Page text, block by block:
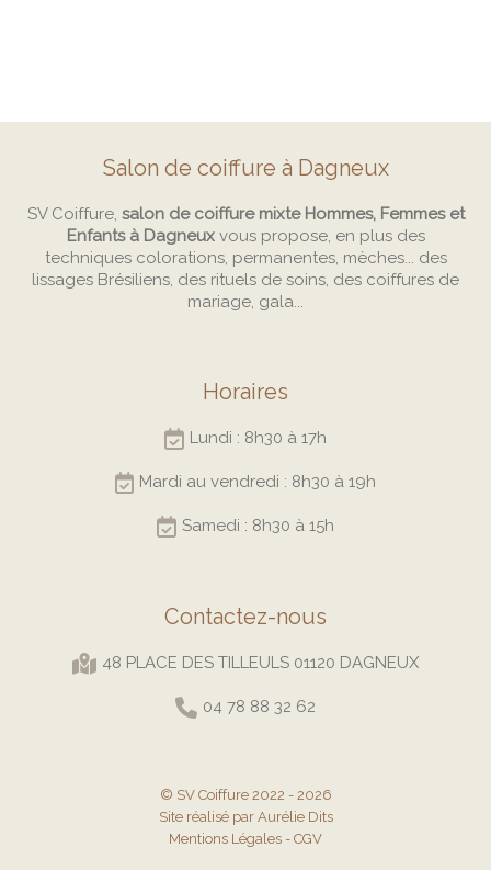
Salon de coiffure à Dagneux
SV Coiffure, salon de coiffure mixte Hommes, Femmes et
Enfants à Dagneuxvous propose, en plus des
techniques colorations, permanentes, mèches... des
lissages Brésiliens, des rituels de soins, des coiffures de
mariage, gala...
Horaires
Lundi : 8h30 à 17h
Mardi au vendredi : 8h30 à 19h
Samedi : 8h30 à 15h
Contactez-nous
48 PLACE DES TILLEULS 01120 DAGNEUX
04 78 88 32 62
© SV Coiffure 2022 - 2026
Site réalisé par Aurélie Dits
Mentions Légales - CGV